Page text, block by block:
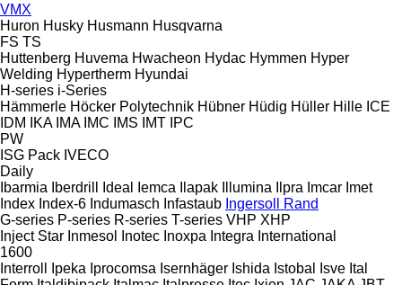
VMX
Huron Husky Husmann Husqvarna
FS TS
Huttenberg Huvema Hwacheon Hydac Hymmen Hyper
Welding Hypertherm Hyundai
H-series i-Series
Hämmerle Höcker Polytechnik Hübner Hüdig Hüller Hille ICE
IDM
IKA IMA IMC IMS IMT IPC
PW
ISG Pack IVECO
Daily
Ibarmia
Iberdrill Ideal Iemca Ilapak Illumina Ilpra Imcar Imet
Index Index-6 Indumasch Infastaub Ingersoll Rand
G-series P-series R-series T-series VHP XHP
Inject Star Inmesol Inotec Inoxpa Integra International
1600
Interroll
Ipeka Iprocomsa Isernhäger Ishida Istobal Isve Ital